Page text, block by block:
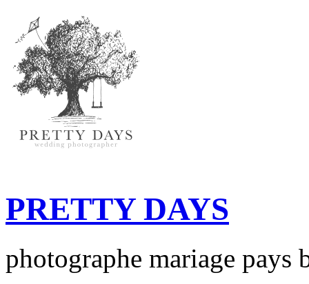
PRETTY DAYS
photographe mariage pays